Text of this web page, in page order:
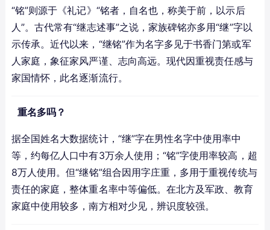
“铭”则源于《礼记》“铭者，自名也，称美于前，以示后
人”。古代常有“继志述事”之说，家族碑铭亦多用“继”字以
示传承。近代以来，“继铭”作为名字多见于书香门第或军
人家庭，象征家风严谨、志向高远。现代因重视责任感与
家国情怀，此名逐渐流行。
重名多吗？
据全国姓名大数据统计，“继”字在男性名字中使用率中
等，约每亿人口中有3万余人使用；“铭”字使用率较高，超
8万人使用。但“继铭”组合因用字庄重，多用于重视传统与
责任的家庭，整体重名率中等偏低。在北方及军政、教育
家庭中使用较多，南方相对少见，辨识度较强。